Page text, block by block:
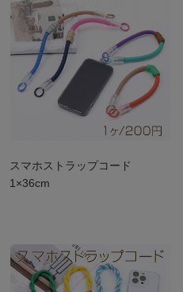
スマホストラップコード
1×36cm